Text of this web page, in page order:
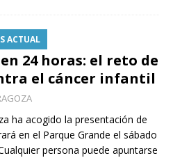
ACTUAL
24 horas: el reto de
el cáncer infantil
ha acogido la presentación de
en el Parque Grande el sábado
persona puede apuntarse